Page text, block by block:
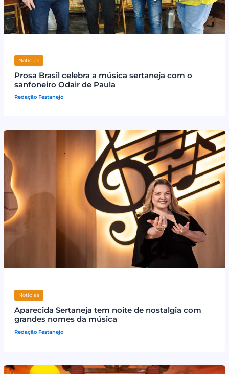
Notícias
Prosa Brasil celebra a música sertaneja com o
sanfoneiro Odair de Paula
Redação Festanejo
Notícias
Aparecida Sertaneja tem noite de nostalgia com
grandes nomes da música
Redação Festanejo